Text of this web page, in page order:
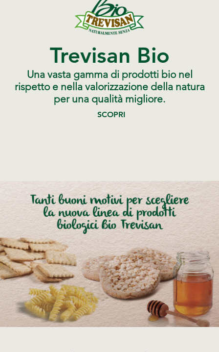
Trevisan Bio
Una vasta gamma di prodotti bio nel
rispetto e nella valorizzazione della natura
per una qualità migliore.
SCOPRI